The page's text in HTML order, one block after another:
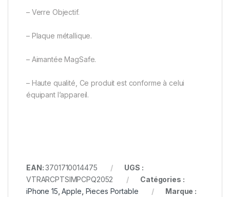
– Verre Objectif.
– Plaque métallique.
– Aimantée MagSafe.
– Haute qualité, Ce produit est conforme à celui
équipant l’appareil.
EAN:3701710014475
UGS :
VTRARCPTSIMPCPQ2052
Catégories :
iPhone 15,Apple, Pieces Portable
Marque :